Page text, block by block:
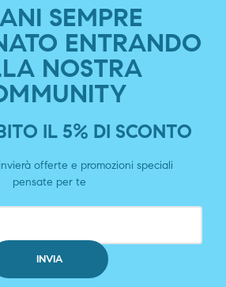
SEMPRE
ENTRANDO
NOSTRA
IL 5% DI SCONTO
offerte e promozioni speciali
pensate per te